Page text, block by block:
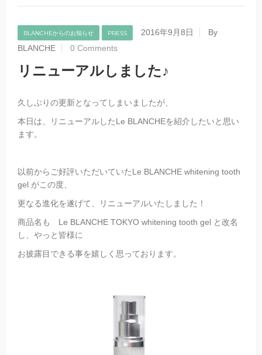
BLANCHEからのお知らせ PRESS 2016年9月8日
By
BLANCHE
0 Comments
リニューアルしました♪
久しぶりの更新となってしまいましたが、
本日は、リニューアルしたLe BLANCHEを紹介したいと思い
ます。
以前からご好評いただいていたLe BLANCHE whitening tooth
gel がこの度、
更なる進化を遂げて、リニューアルいたしました！
商品名も Le BLANCHE TOKYO whitening tooth gel と改名
し、やっと皆様に
お披露目できる事を嬉しく思っております。